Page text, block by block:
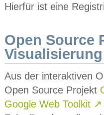
Hierfür ist eine
Open Source
Visualisierung
Aus der interaktiven
Open Source Projekt
Google Web Toolkit ↗